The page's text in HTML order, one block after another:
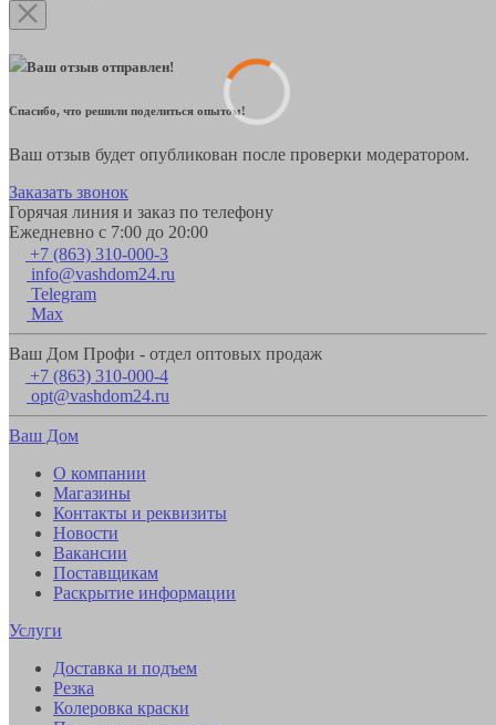
Ваш отзыв отправлен!
Спасибо, что решили поделиться опытом!
Ваш отзыв будет опубликован после проверки модератором.
Заказать звонок
Горячая линия и заказ по телефону
Ежедневно с 7:00 до 20:00
+7 (863) 310-000-3
info@vashdom24.ru
Telegram
Max
Ваш Дом Профи - отдел оптовых продаж
+7 (863) 310-000-4
opt@vashdom24.ru
Ваш Дом
О компании
Магазины
Контакты и реквизиты
Новости
Вакансии
Поставщикам
Раскрытие информации
Услуги
Доставка и подъем
Резка
Колеровка краски